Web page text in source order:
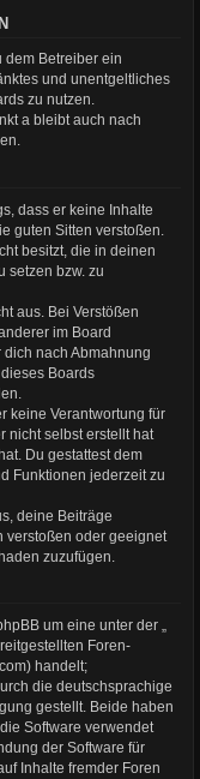
dem Betreiber ein
und unentgeltliches
zu nutzen.
a bleibt auch nach
dass er keine Inhalte
guten Sitten verstoßen.
besitzt, die in deinen
setzen bzw. zu
aus. Bei Verstößen
im Board
nach Abmahnung
Boards
keine Verantwortung für
nicht selbst erstellt hat
Du gestattest dem
Funktionen jederzeit zu
deine Beiträge
verstoßen oder geeignet
zuzufügen.
um eine unter der „
Foren-
handelt;
die deutschsprachige
gestellt. Beide haben
Software verwendet
der Software für
Inhalte fremder Foren